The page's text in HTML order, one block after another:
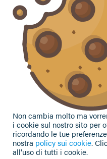
CONTATTACI
Seguici sui social
Privacy Policy|Cookie
Non cambia molto ma
i cookie sul nostro sito per
ricordando le tue
nostra policy sui cookie.
all'uso di tutti i cookie.